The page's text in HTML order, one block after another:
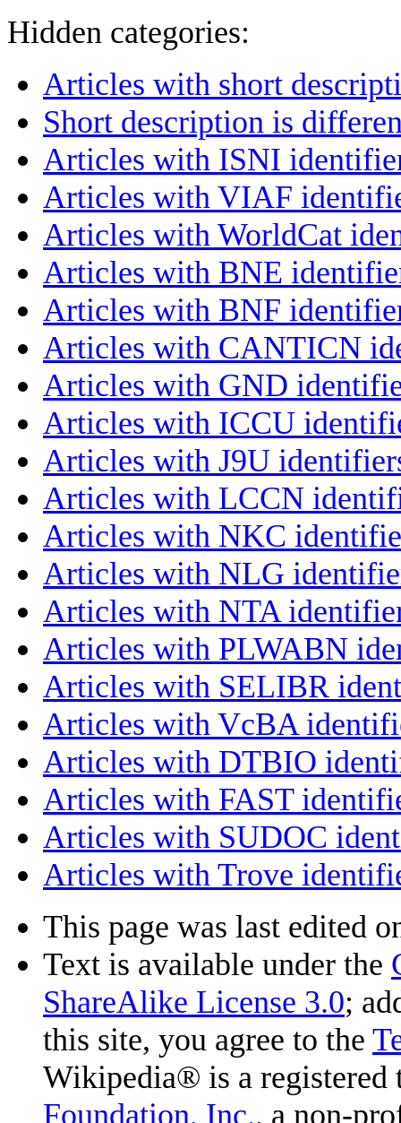
Hidden categories:
Articles with short
Short description is
Articles with ISNI
Articles with VIAF
Articles with WorldCat
Articles with BNE
Articles with BNF
Articles with CANTICN
Articles with GND
Articles with ICCU
Articles with J9U
Articles with LCCN
Articles with NKC
Articles with NLG
Articles with NTA
Articles with PLWABN
Articles with SELIBR
Articles with VcBA
Articles with DTBIO
Articles with FAST
Articles with SUDOC
Articles with Trove
This page was last edited
Text is available under the
ShareAlike License 3.0;
this site, you agree to the
Wikipedia® is a registered
Foundation, Inc., a non-